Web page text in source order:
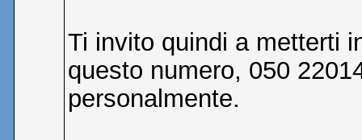
Ti invito quindi a metterti
questo numero, 050
personalmente.